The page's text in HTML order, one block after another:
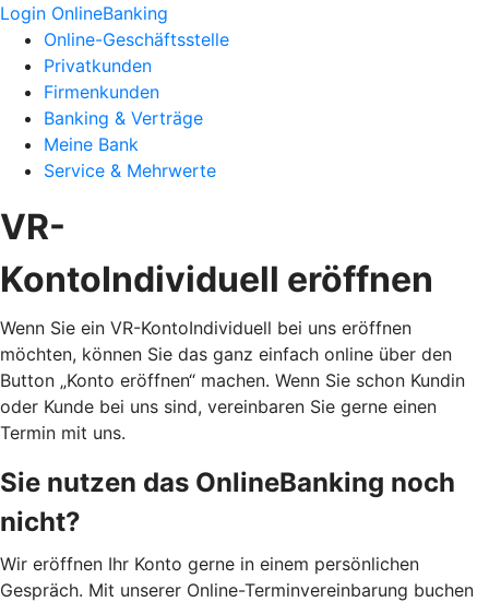
Login OnlineBanking
Online-Geschäftsstelle
Privatkunden
Firmenkunden
Banking & Verträge
Meine Bank
Service & Mehrwerte
VR-
KontoIndividuell eröffnen
Wenn Sie ein VR-KontoIndividuell bei uns eröffnen
möchten, können Sie das ganz einfach online über den
Button „Konto eröffnen“ machen. Wenn Sie schon Kundin
oder Kunde bei uns sind, vereinbaren Sie gerne einen
Termin mit uns.
Sie nutzen das OnlineBanking noch
nicht?
Wir eröffnen Ihr Konto gerne in einem persönlichen
Gespräch. Mit unserer Online-Terminvereinbarung buchen